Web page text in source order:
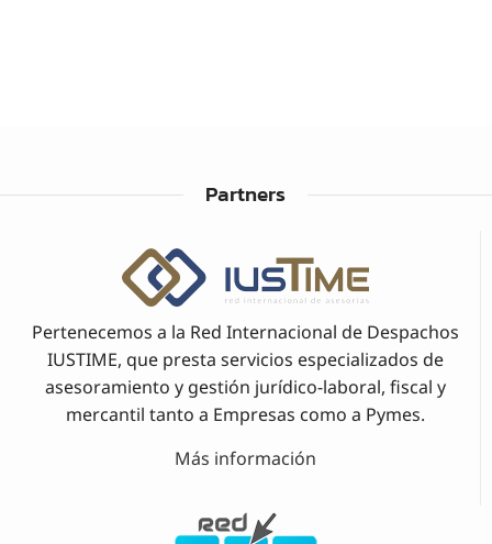
Partners
Pertenecemos a la Red Internacional de Despachos
IUSTIME, que presta servicios especializados de
asesoramiento y gestión jurídico-laboral, fiscal y
mercantil tanto a Empresas como a Pymes.
Más información